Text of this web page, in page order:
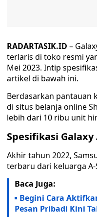
RADARTASIK.ID –
terlaris di toko resmi
Mei 2023. Intip
artikel di bawah ini.
Berdasarkan pantauan
di situs belanja online
lebih dari 10 ribu unit
Spesifikasi Galaxy
Akhir tahun 2022,
terbaru dari keluarga A-
Baca Juga:
Begini Cara
Pesan Pribadi Kini